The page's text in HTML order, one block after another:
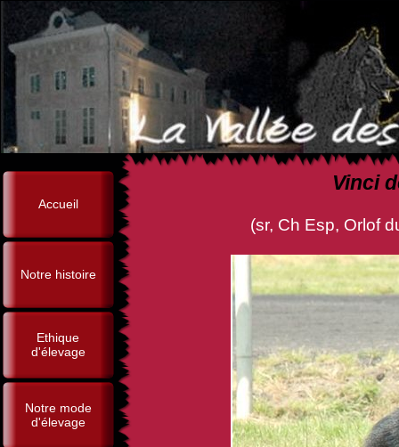
Accueil
Notre histoire
Ethique
d'élevage
Notre mode
d'élevage
Vinci
(sr, Ch Esp, Orlof du